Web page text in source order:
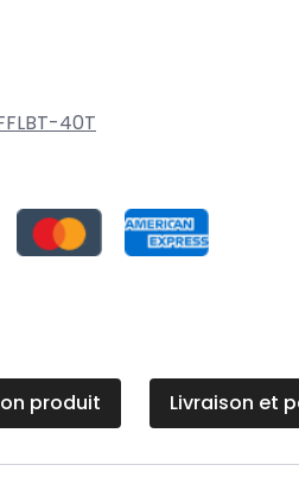
40T
produit Livraison et